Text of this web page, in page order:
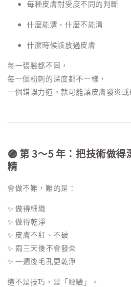
每種皮膚耐受度不同的判斷
什麼能清、什麼不能清
什麼時候該放過皮膚
每一張臉都不同，
每一個粉刺的深度都不一樣，
一個錯誤力道，就可能讓皮膚發炎或
🟣 第 3～5 年：把技術做
精
會做不難，難的是：
✨ 做得細緻
✨ 做得乾淨
✨ 皮膚不紅、不破
✨ 兩三天後不會發炎
✨ 一週後毛孔更乾淨
這不是技巧，是「經驗」。